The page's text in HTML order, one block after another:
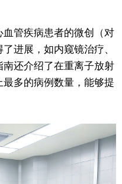
管疾病患者的微创（对
进展，如内窥镜治疗、
还介绍了在重离子放射
多的病例数量，能够提